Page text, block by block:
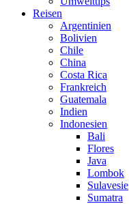
Reisen
Argentinien
Bolivien
Chile
China
Costa Rica
Frankreich
Guatemala
Indien
Indonesien
Bali
Flores
Java
Lombok
Sulavesie
Sumatra